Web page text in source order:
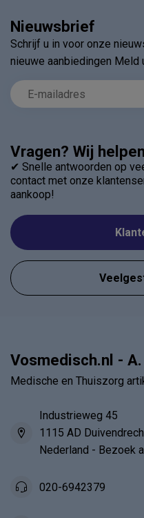
Vragen? Wij
✔ Snelle antwoorden op
contact met onze
aankoop!
Nieuwsbrief
Schrijf u in voor onze
nieuwe aanbiedingen Meld
Vosmedisch.nl -
Medische en Thuiszorg
Industrieweg 45
1115 AD
Nederland - Bezoek
020-6942379